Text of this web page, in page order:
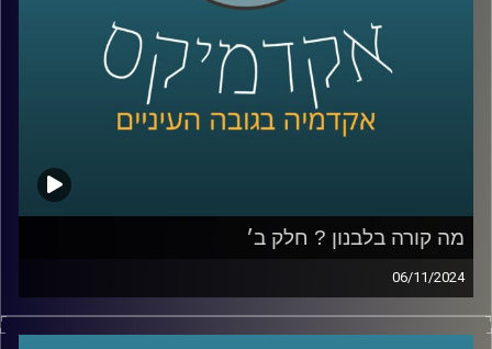
וסגן הדיקן בבית ספר הארי רדזינר למשפטים, ומנהל משותף
של מרכז רובינשטיין לאתגרים חוקתיים.
קרדיט תמונות:AudioVersity
מה קורה בלבנון ? חלק ב׳
06/11/2024
בפרק הקודם דיברנו על ההיסטוריה של לבנון, הרכב
האוכלוסייה, הסיבות למשבר והמתיחות איתנו והפרק נדבר יותר